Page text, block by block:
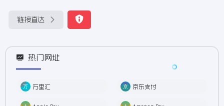
链接直达
热门网址
万里汇 京东支付